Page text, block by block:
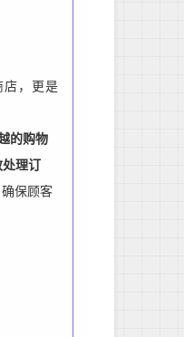
店，更是
的购物
理订
保顾客